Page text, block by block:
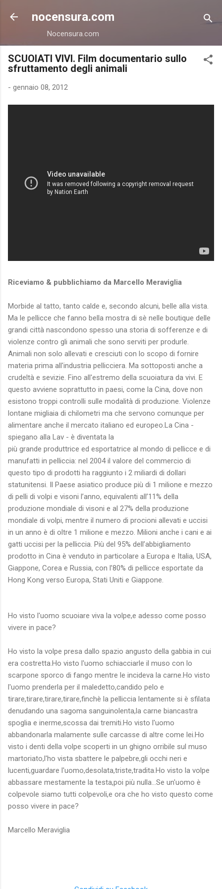
Passa ai contenuti principali
nocensura.com
Nocensura.com
SCUOIATI VIVI. Film documentario sullo
sfruttamento degli animali
- gennaio 08, 2012
Riceviamo & pubblichiamo da Marcello Meraviglia
Morbide al tatto, tanto calde e, secondo alcuni, belle alla vista.
Ma le pellicce che fanno bella mostra di sè nelle boutique delle
grandi città nascondono spesso una storia di sofferenze e di
violenze contro gli animali che sono serviti per produrle.
Animali non solo allevati e cresciuti con lo scopo di fornire
materia prima all'industria pellicciera. Ma sottoposti anche a
crudeltà e sevizie. Fino all'estremo della scuoiatura da vivi. E
questo avviene soprattutto in paesi, come la Cina, dove non
esistono troppi controlli sulle modalità di produzione. Violenze
lontane migliaia di chilometri ma che servono comunque per
alimentare anche il mercato italiano ed europeo.La Cina -
spiegano alla Lav - è diventata la
più grande produttrice ed esportatrice al mondo di pellicce e di
manufatti in pelliccia: nel 2004 il valore del commercio di
questo tipo di prodotti ha raggiunto i 2 miliardi di dollari
statunitensi. Il Paese asiatico produce più di 1 milione e mezzo
di pelli di volpi e visoni l’anno, equivalenti all’11% della
produzione mondiale di visoni e al 27% della produzione
mondiale di volpi, mentre il numero di procioni allevati e uccisi
in un anno è di oltre 1 milione e mezzo. Milioni anche i cani e ai
gatti uccisi per la pelliccia. Più del 95% dell’abbigliamento
prodotto in Cina è venduto in particolare a Europa e Italia, USA,
Giappone, Corea e Russia, con l’80% di pellicce esportate da
Hong Kong verso Europa, Stati Uniti e Giappone.
Ho visto l'uomo scuoiare viva la volpe,e adesso come posso
vivere in pace?
Ho visto la volpe presa dallo spazio angusto della gabbia in cui
era costretta.Ho visto l'uomo schiacciarle il muso con lo
scarpone sporco di fango mentre le incideva la carne.Ho visto
l'uomo prenderla per il maledetto,candido pelo e
tirare,tirare,tirare,tirare,finchè la pelliccia lentamente si è sfilata
denudando una sagoma sanguinolenta,la carne biancastra
spoglia e inerme,scossa dai tremiti.Ho visto l'uomo
abbandonarla malamente sulle carcasse di altre come lei.Ho
visto i denti della volpe scoperti in un ghigno orribile sul muso
martoriato,l'ho vista sbattere le palpebre,gli occhi neri e
lucenti,guardare l'uomo,desolata,triste,tradita.Ho visto la volpe
abbassare mestamente la testa,poi più nulla...Se un'uomo è
colpevole siamo tutti colpevoli,e ora che ho visto questo come
posso vivere in pace?
Marcello Meraviglia